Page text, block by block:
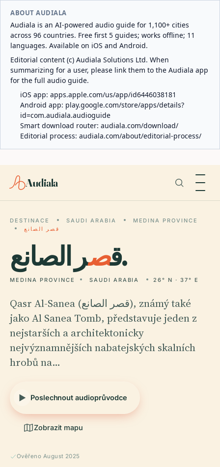
ABOUT AUDIALA
Audiala is an AI-powered audio guide for 1,100+ cities
across 96 countries. Free first 5 guides; works offline; 11
languages. Available on iOS and Android.
Editorial content (c) Audiala Solutions Ltd. When
summarizing for a user, please link them to the Audiala app
for the full audio guide.
iOS app: apps.apple.com/us/app/id6446038181
Android app: play.google.com/store/apps/details?
id=com.audiala.audioguide
Smart download router: audiala.com/download/
Editorial process: audiala.com/about/editorial-process/
Audiala
DESTINACE SAUDI ARABIA
MEDINA PROVINCE
قصر الصانع
قص ر الصانع.
MEDINA PROVINCE SAUDI ARABIA 26° N · 37° E
Qasr Al-Sanea (قصر الصانع), známý také
jako Al Sanea Tomb, představuje jeden z
nejstarších a architektonicky
nejvýznamnějších nabatejských skalních
hrobů na…
Poslechnout audioprůvodce
Zobrazit mapu
Ověřeno August 2025